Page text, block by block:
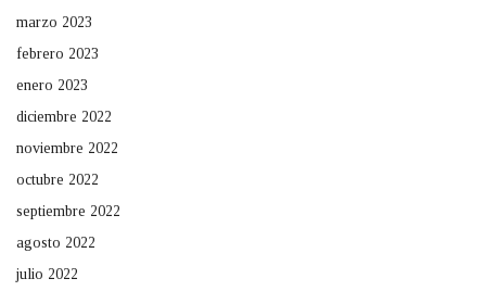
marzo 2023
febrero 2023
enero 2023
diciembre 2022
noviembre 2022
octubre 2022
septiembre 2022
agosto 2022
julio 2022